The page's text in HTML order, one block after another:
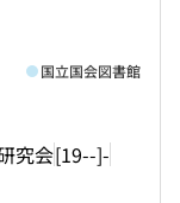
究会[19--]-
国立国会図書館